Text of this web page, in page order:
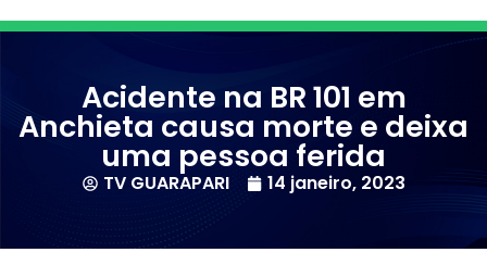
Acidente na BR 101 em
Anchieta causa morte e deixa
uma pessoa ferida
TV GUARAPARI 14 janeiro, 2023